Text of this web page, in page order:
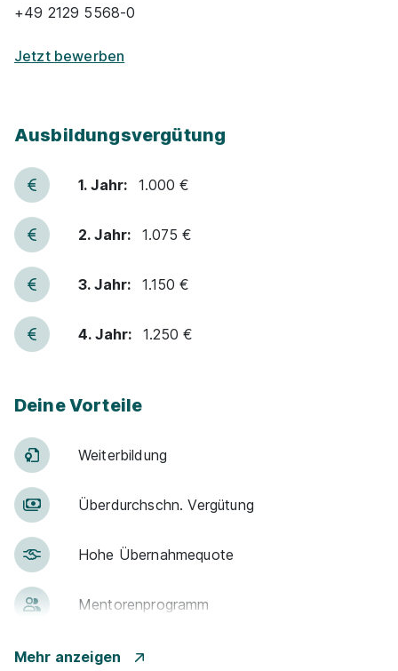
+49 2129 5568-0
Jetzt bewerben
Ausbildungsvergütung
1. Jahr: 1.000 €
2. Jahr: 1.075 €
3. Jahr: 1.150 €
4. Jahr: 1.250 €
Deine Vorteile
Weiter­bildung
Über­durch­schn. Ver­gü­tung
Hohe Über­nah­me­quote
Men­to­ren­pro­gramm
Betr. Alters­vor­sorge
Mehr anzeigen